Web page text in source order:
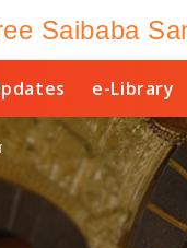
Saibaba
e-Library